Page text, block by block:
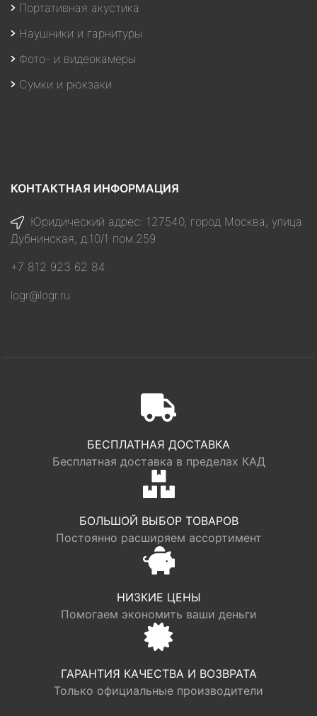
Портативная акустика
Наушники и гарнитуры
Фото- и видеокамеры
Сумки и рюкзаки
КОНТАКТНАЯ ИНФОРМАЦИЯ
Юридический адрес: 127540, город Москва, улица
Дубнинская, д.10/1 пом.259
+7 812 923 62 84
logr@logr.ru
БЕСПЛАТНАЯ ДОСТАВКА
Бесплатная доставка в пределах КАД
БОЛЬШОЙ ВЫБОР ТОВАРОВ
Постоянно расширяем ассортимент
НИЗКИЕ ЦЕНЫ
Помогаем экономить ваши деньги
ГАРАНТИЯ КАЧЕСТВА И ВОЗВРАТА
Только официальные производители